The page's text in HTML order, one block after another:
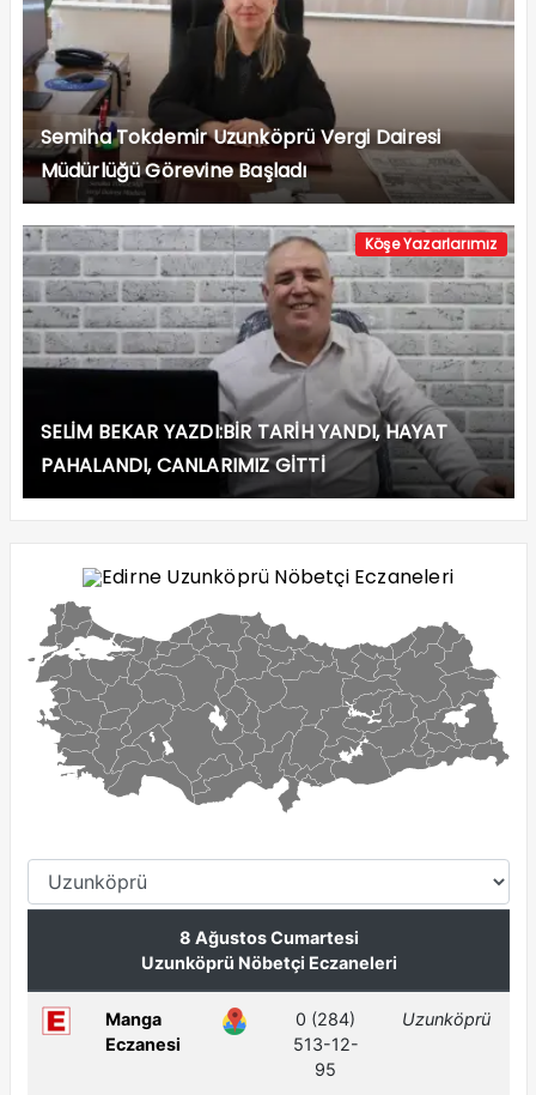
Semiha Tokdemir Uzunköprü Vergi Dairesi
Müdürlüğü Görevine Başladı
Köşe Yazarlarımız
SELİM BEKAR YAZDI:BİR TARİH YANDI, HAYAT
PAHALANDI, CANLARIMIZ GİTTİ